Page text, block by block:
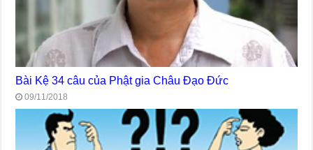
Bài Kệ 34 câu của Phật gia Châu Đạo Đức
09/11/2018